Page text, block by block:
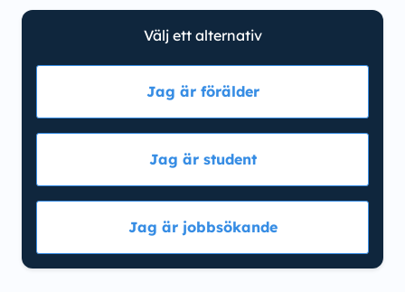
Välj ett alternativ
Jag är förälder
Jag är student
Jag är jobbsökande